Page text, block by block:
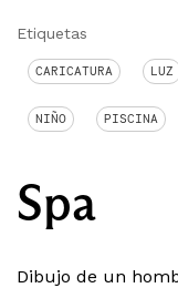
Etiquetas
CARICATURA LUZ
NIÑO PISCINA
Spa
Dibujo de un